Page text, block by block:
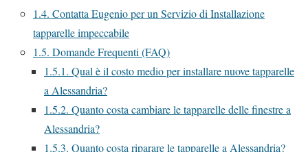
1.4. Contatta Eugenio per un Servizio di Installazione
tapparelle impeccabile
1.5. Domande Frequenti (FAQ)
1.5.1. Qual è il costo medio per installare nuove tapparelle
a Alessandria?
1.5.2. Quanto costa cambiare le tapparelle delle finestre a
Alessandria?
1.5.3. Quanto costa riparare le tapparelle a Alessandria?